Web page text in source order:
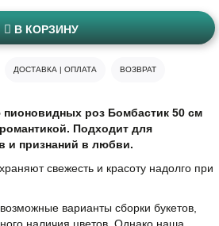
В КОРЗИНУ
ДОСТАВКА | ОПЛАТА ВОЗВРАТ
роз Бомбастик 50 см
Подходит для
и признаний в любви.
свежесть и красоту надолго при
варианты сборки букетов,